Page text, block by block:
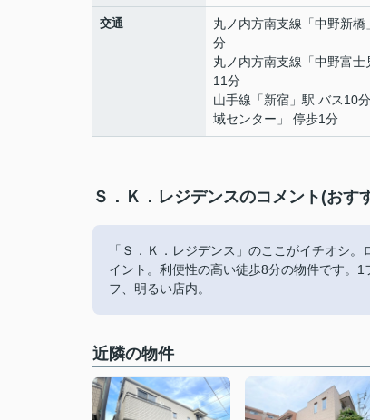
交通 丸ノ内方南支線 「中野新橋
分
丸ノ内方南支線 「中野富士
11分
山手線 「新宿 」駅 バス10
域センター」 停歩1分
Ｓ．Ｋ．レジデンスのコメント(おす
「Ｓ．Ｋ．レジデンス」のここがイチオシ
イント。利便性の高い徒歩8分の物件です。
フ、明るい店内。
近隣の物件